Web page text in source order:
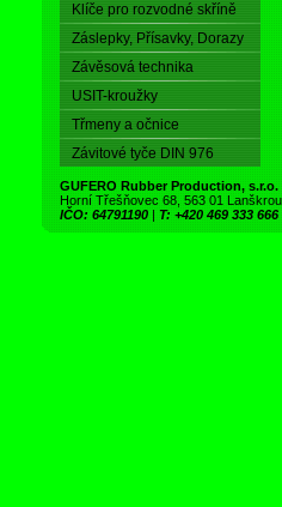
Klíče pro rozvodné skříně
Záslepky, Přísavky, Dorazy
Závěsová technika
USIT-kroužky
Třmeny a očnice
Závitové tyče DIN 976
GUFERO Rubber Production, s.r.o.
Horní Třešňovec 68, 563 01
IČO: 64791190 | T: +420 469 333 666